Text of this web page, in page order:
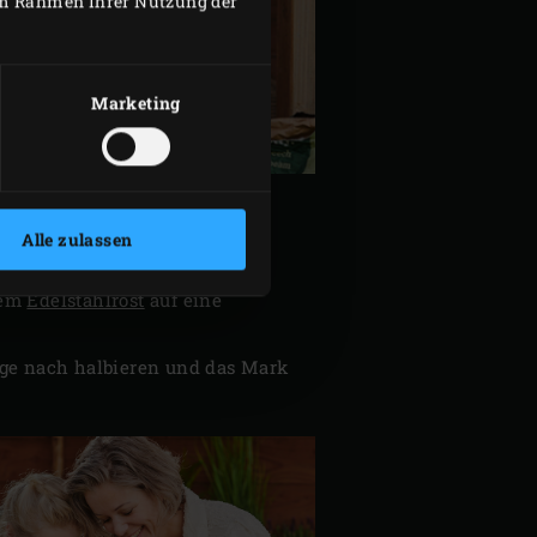
Marketing
Alle zulassen
Edelstahlrostauf eine
nach halbieren und das Mark